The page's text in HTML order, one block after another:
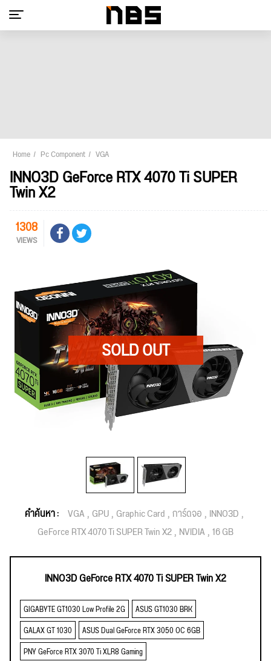
Home Pc Component VGA
INNO3D GeForce RTX 4070 Ti SUPER
Twin X2
1308
VIEWS
คำค้นหา : VGA GPU Graphic Card การ์ดจอ INNO3D
GeForce RTX 4070 Ti SUPER Twin X2 NVIDIA 16 GB
INNO3D GeForce RTX 4070 Ti SUPER Twin X2
GIGABYTE GT1030 Low Profile 2G
ASUS GT1030 BRK
GALAX GT 1030
ASUS Dual GeForce RTX 3050 OC 6GB
PNY GeForce RTX 3070 Ti XLR8 Gaming